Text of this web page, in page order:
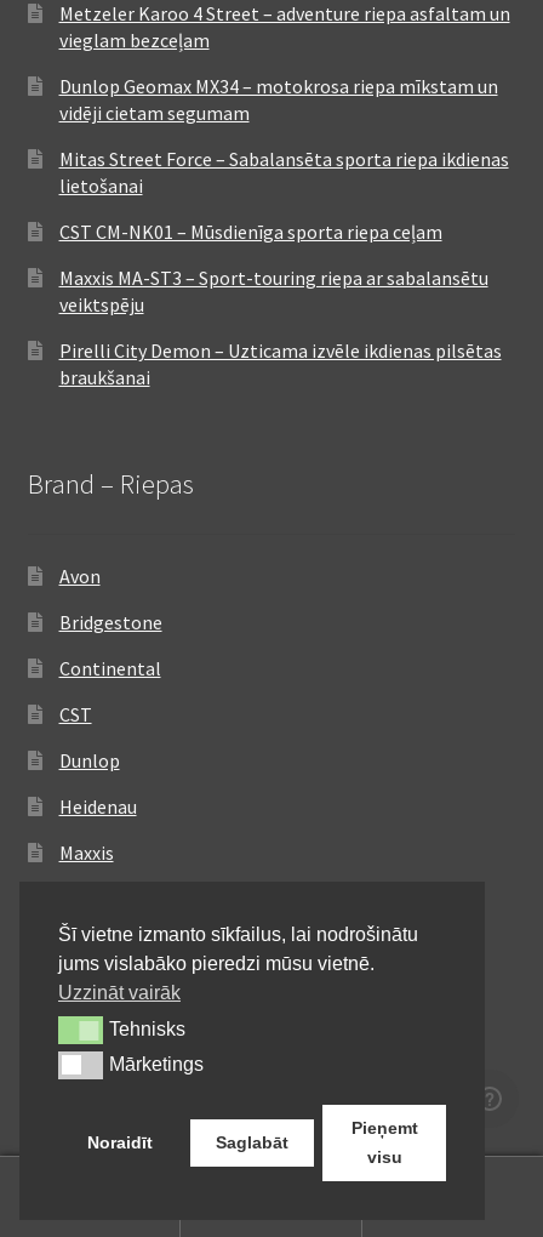
Metzeler Karoo 4 Street – adventure riepa asfaltam un
vieglam bezceļam
Dunlop Geomax MX34 – motokrosa riepa mīkstam un
vidēji cietam segumam
Mitas Street Force – Sabalansēta sporta riepa ikdienas
lietošanai
CST CM-NK01 – Mūsdienīga sporta riepa ceļam
Maxxis MA-ST3 – Sport-touring riepa ar sabalansētu
veiktspēju
Pirelli City Demon – Uzticama izvēle ikdienas pilsētas
braukšanai
Brand – Riepas
Avon
Bridgestone
Continental
CST
Dunlop
Heidenau
Maxxis
Michelin
Mitas
Pirelli
Shinko
Šī vietne izmanto sīkfailus, lai nodrošinātu
jums vislabāko pieredzi mūsu vietnē.
Uzzināt vairāk
TehnisksTehnisks
MārketingsMārketings
Noraidīt Saglabāt
Pieņemt
visu